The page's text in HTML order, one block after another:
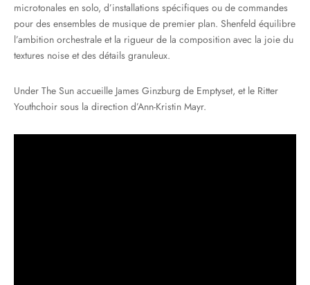
microtonales en solo, d’installations spécifiques ou de commandes
pour des ensembles de musique de premier plan. Shenfeld équilibre
l’ambition orchestrale et la rigueur de la composition avec la joie du
textures noise et des détails granuleux.
Under The Sun accueille James Ginzburg de Emptyset, et le Ritter
Youthchoir sous la direction d’Ann-Kristin Mayr.